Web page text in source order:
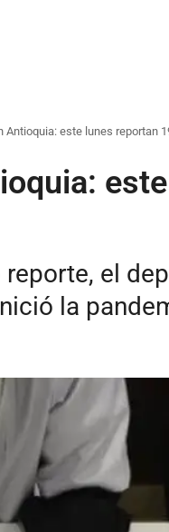
Antioquia: este lunes reportan
el
la